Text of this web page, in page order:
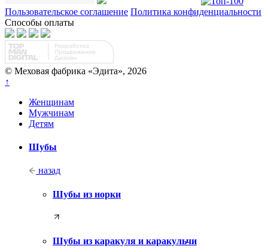
Пользовательское соглашение Политика конфиденциальности
Способы оплаты
© Меховая фабрика «Эдита», 2026
↑
Женщинам
Мужчинам
Детям
Шубы
назад
Шубы из норки
Шубы из каракуля и каракульчи